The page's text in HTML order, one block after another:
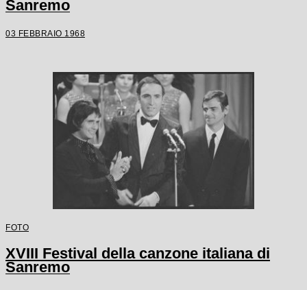
Sanremo
03 FEBBRAIO 1968
FOTO
XVIII Festival della canzone italiana di
Sanremo